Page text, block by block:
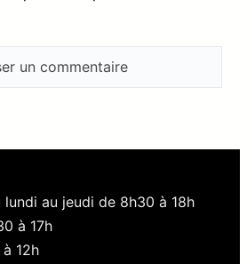
lundi au jeudi de 8h30 à 18h
à 17h
12h